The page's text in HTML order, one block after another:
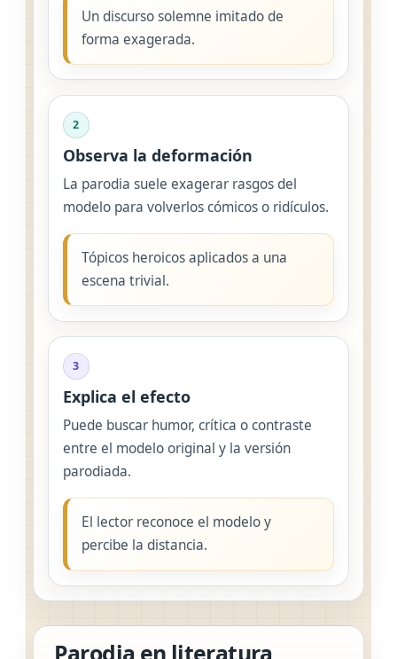
Un discurso solemne imitado de
forma exagerada.
2
Observa la deformación
La parodia suele exagerar rasgos del
modelo para volverlos cómicos o ridículos.
Tópicos heroicos aplicados a una
escena trivial.
3
Explica el efecto
Puede buscar humor, crítica o contraste
entre el modelo original y la versión
parodiada.
El lector reconoce el modelo y
percibe la distancia.
Parodia en literatura,